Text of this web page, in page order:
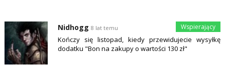
Nidhogg 8 lat temu
Kończy się listopad, kiedy przewidujecie wysyłkę
dodatku "Bon na zakupy o wartości 130 zł"